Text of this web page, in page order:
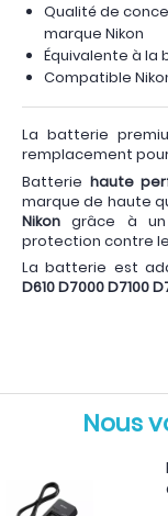
Qualité de
marque Nikon
Équivalente à la
Compatible
La batterie
remplacement
Batterie haute
marque de haute
Nikon grâce à un
protection contre
La batterie est
D610 D7000 D7100
Nous